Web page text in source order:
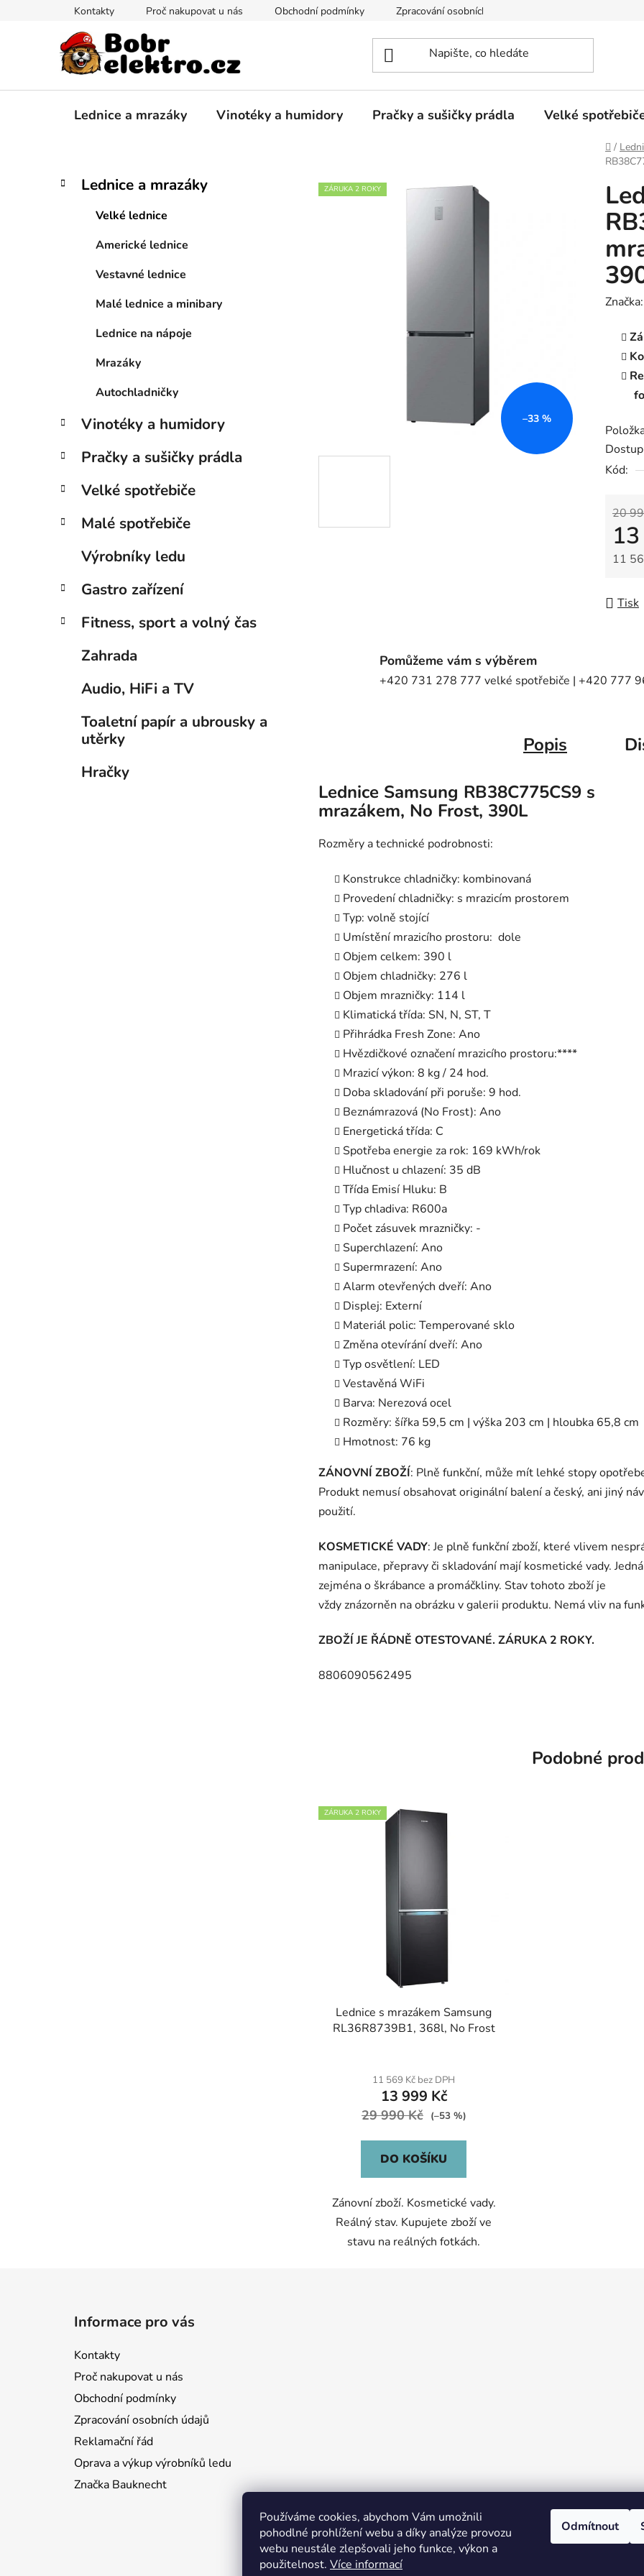
Používáme cookies, abychom Vám umožnili
pohodlné prohlížení webu a díky analýze provozu
webu neustále zlepšovali jeho funkce, výkon a
použitelnost. Více informací
Odmítnout
Kontakty Proč nakupovat u nás Obchodní podmínky Zpracování osobních údajů
Lednice a mrazáky Vinotéky a humidory Pračky a sušičky prádla Velké
Domů
/
P
l
Přeskočit
kategorie
K
a
Lednice a mrazáky
Velké lednice
Americké lednice
Vestavné lednice
Malé lednice a minibary
Lednice na nápoje
Mrazáky
Autochladničky
Vinotéky a humidory
Pračky a sušičky prádla
Velké spotřebiče
Malé spotřebiče
Výrobníky ledu
Gastro zařízení
Fitness, sport a volný čas
Zahrada
Audio, HiFi a TV
Toaletní papír a ubrousky a
utěrky
Hračky
Kód:
20
11
Tisk
ZÁRUKA 2 ROKY
–33 %
Pomůžeme vám s výběrem
+420 731 278 777 velké spotřebiče | +420 777
Popis
Lednice Samsung RB38C775CS9 s
mrazákem, No Frost, 390L
Rozměry a technické podrobnosti:
Konstrukce chladničky: kombinovaná
Provedení chladničky: s mrazicím prostorem
Typ: volně stojící
Umístění mrazicího prostoru: dole
Objem celkem: 390 l
Objem chladničky: 276 l
Objem mrazničky: 114 l
Klimatická třída: SN, N, ST, T
Přihrádka Fresh Zone: Ano
Hvězdičkové označení mrazicího prostoru:****
Mrazicí výkon: 8 kg / 24 hod.
Doba skladování při poruše: 9 hod.
Beznámrazová (No Frost): Ano
Energetická třída: C
Spotřeba energie za rok: 169 kWh/rok
Hlučnost u chlazení: 35 dB
Třída Emisí Hluku: B
Typ chladiva: R600a
Počet zásuvek mrazničky: -
Superchlazení: Ano
Supermrazení: Ano
Alarm otevřených dveří: Ano
Displej: Externí
Materiál polic: Temperované sklo
Změna otevírání dveří: Ano
Typ osvětlení: LED
Vestavěná WiFi
Barva: Nerezová ocel
Rozměry: šířka 59,5 cm | výška 203 cm | hloubka 65,8 cm
Hmotnost: 76 kg
ZÁNOVNÍ ZBOŽÍ: Plně funkční, může mít lehké stopy
Produkt nemusí obsahovat originální balení a český, ani jiný
použití.
KOSMETICKÉ VADY: Je plně funkční zboží, které vlivem
manipulace, přepravy či skladování mají kosmetické vady.
zejména o škrábance a promáčkliny. Stav tohoto zboží je
vždy znázorněn na obrázku v galerii produktu. Nemá vliv na
ZBOŽÍ JE ŘÁDNĚ OTESTOVANÉ. ZÁRUKA 2 ROKY.
8806090562495
Podobné
ZÁRUKA 2 ROKY
Lednice s mrazákem Samsung
RL36R8739B1, 368l, No Frost
11 569 Kč bez DPH
13 999 Kč
29 990 Kč (–53 %)
DO KOŠÍKU
Zánovní zboží. Kosmetické vady.
Reálný stav. Kupujete zboží ve
stavu na reálných fotkách.
Informace pro vás
Kontakty
Proč nakupovat u nás
Obchodní podmínky
Zpracování osobních údajů
Reklamační řád
Oprava a výkup výrobníků ledu
Značka Bauknecht